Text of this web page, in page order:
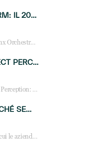
AI AGENT PLATFORM: IL 2026 È L’ANNO DEL «SISTEMA OPERATIVO» PER GLI AGENTI AZIENDALI
Frontier, Foundry e watsonx Orchestrate: la guerra delle piattaforme AI agent ridisegna il mercato IT. Cosa cambia per reseller, MSP e system integrator.
MICROSOFT PROJECT PERCEPTION: COME GLI AGENTI AI CAMBIERANNO SOC, CYBERSECURITY E SERVIZI MSP
Microsoft presenta Project Perception: scopri come gli agenti AI possono trasformare cybersecurity, SOC e servizi gestiti degli MSP.
HP PROBOOK: PERCHÉ SEMPRE PIÙ AZIENDE SCELGONO NOTEBOOK PROGETTATI PER IL LAVORO MODERNO
HP ProBook: 5 motivi per cui le aziende scelgono i notebook business HP per migliorare produttività, sicurezza e gestione dell’AI.